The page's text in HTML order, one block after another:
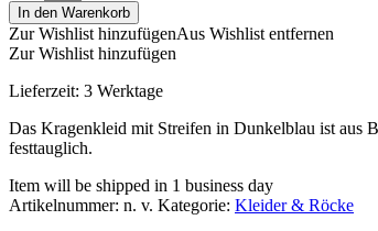
In den Warenkorb
Zur Wishlist hinzufügenAus Wishlist entfernen
Zur Wishlist hinzufügen
Lieferzeit: 3 Werktage
Das Kragenkleid mit Streifen in Dunkelblau ist aus
festtauglich.
Item will be shipped in 1 business day
Artikelnummer: n. v. Kategorie: Kleider & Röcke